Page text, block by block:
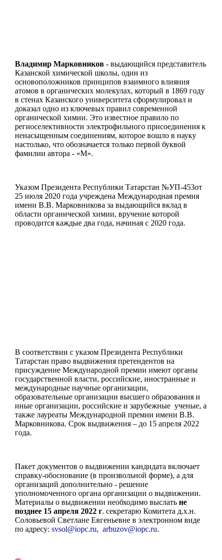
Владимир Марковников - выдающийся представитель
Казанской химической школы, один из
основоположников принципов взаимного влияния
атомов в органических молекулах, который в 1869 году
в стенах Казанского университета сформулировал и
доказал одно из ключевых правил современной
органической химии. Это известное правило по
региоселективности электрофильного присоединения к
ненасыщенным соединениям, которое вошло в науку
настолько, что обозначается только первой буквой
фамилии автора - «М».
Указом Президента Республики Татарстан №УП-453от
25 июля 2020 года учреждена Международная премия
имени В.В. Марковникова за выдающийся вклад в
области органической химии, вручение которой
проводится каждые два года, начиная с 2020 года.
В соответствии с указом Президента Республики
Татарстан право выдвижения претендентов на
присуждение Международной премии имеют органы
государственной власти, российские, иностранные и
международные научные организации,
образовательные организации высшего образования и
иные организации, российские и зарубежные ученые, а
также лауреаты Международной премии имени В.В.
Марковникова. Срок выдвижения – до 15 апреля 2022
года.
Пакет документов о выдвижении кандидата включает
справку-обоснование (в произвольной форме), а для
организаций дополнительно - решение
уполномоченного органа организации о выдвижении.
Материалы о выдвижении необходимо выслать не
позднее 15 апреля 2022 г. секретарю Комитета д.х.н.
Соловьевой Светлане Евгеньевне в электронном виде
по адресу: svsol@iopc.ru, arbuzov@iopc.ru.